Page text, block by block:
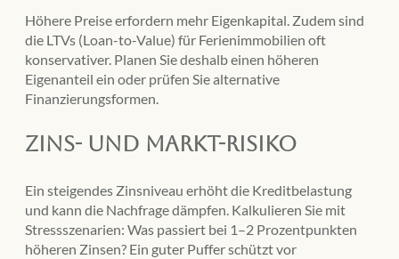
Höhere Preise erfordern mehr Eigenkapital. Zudem sind
die LTVs (Loan-to-Value) für Ferienimmobilien oft
konservativer. Planen Sie deshalb einen höheren
Eigenanteil ein oder prüfen Sie alternative
Finanzierungsformen.
Zins- und Markt-Risiko
Ein steigendes Zinsniveau erhöht die Kreditbelastung
und kann die Nachfrage dämpfen. Kalkulieren Sie mit
Stressszenarien: Was passiert bei 1–2 Prozentpunkten
höheren Zinsen? Ein guter Puffer schützt vor